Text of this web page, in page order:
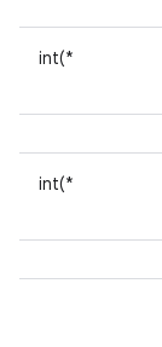
int(*
int(*